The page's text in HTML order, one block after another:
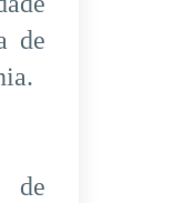
de
de